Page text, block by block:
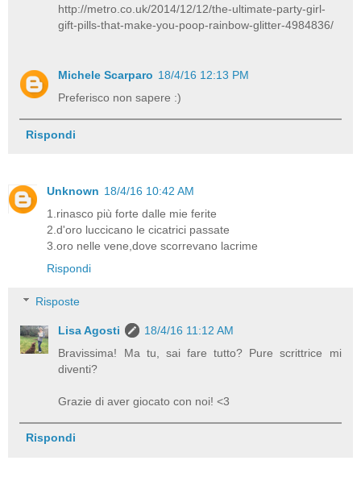
http://metro.co.uk/2014/12/12/the-ultimate-party-girl-
gift-pills-that-make-you-poop-rainbow-glitter-4984836/
Michele Scarparo 18/4/16 12:13 PM
Preferisco non sapere :)
Rispondi
Unknown 18/4/16 10:42 AM
1.rinasco più forte dalle mie ferite
2.d'oro luccicano le cicatrici passate
3.oro nelle vene,dove scorrevano lacrime
Rispondi
Risposte
Lisa Agosti
18/4/16 11:12 AM
Bravissima! Ma tu, sai fare tutto? Pure scrittrice mi
diventi?
Grazie di aver giocato con noi! <3
Rispondi